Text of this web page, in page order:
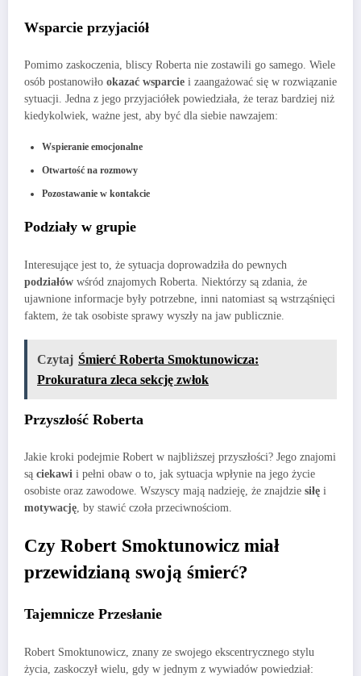
Wsparcie przyjaciół
Pomimo zaskoczenia, bliscy Roberta nie zostawili go samego. Wiele
osób postanowiło okazać wsparcie i zaangażować się w rozwiązanie
sytuacji. Jedna z jego przyjaciółek powiedziała, że teraz bardziej niż
kiedykolwiek, ważne jest, aby być dla siebie nawzajem:
Wspieranie emocjonalne
Otwartość na rozmowy
Pozostawanie w kontakcie
Podziały w grupie
Interesujące jest to, że sytuacja doprowadziła do pewnych
podziałów wśród znajomych Roberta. Niektórzy są zdania, że
ujawnione informacje były potrzebne, inni natomiast są wstrząśnięci
faktem, że tak osobiste sprawy wyszły na jaw publicznie.
Czytaj Śmierć Roberta Smoktunowicza:
Prokuratura zleca sekcję zwłok
Przyszłość Roberta
Jakie kroki podejmie Robert w najbliższej przyszłości? Jego znajomi
są ciekawi i pełni obaw o to, jak sytuacja wpłynie na jego życie
osobiste oraz zawodowe. Wszyscy mają nadzieję, że znajdzie siłę i
motywację, by stawić czoła przeciwnościom.
Czy Robert Smoktunowicz miał
przewidzianą swoją śmierć?
Tajemnicze Przesłanie
Robert Smoktunowicz, znany ze swojego ekscentrycznego stylu
życia, zaskoczył wielu, gdy w jednym z wywiadów powiedział: